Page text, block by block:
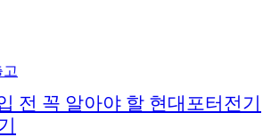
전 꼭 알아야 할 현대포터전기